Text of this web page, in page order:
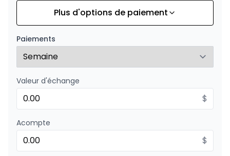
Financement sur 84 mois
0.00 $ d'acompte • 8.99%
À partir de :
Financement sur 72 mois
Financement sur 72 mois
0.00 $ d'acompte • 8.99%
À partir de :
Financement sur 48 mois
Plus d'options de paiement
Paiements
Valeur d'échange
$
Acompte
$